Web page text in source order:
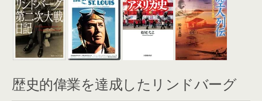
歴史的偉業を達成したリンドバーグ